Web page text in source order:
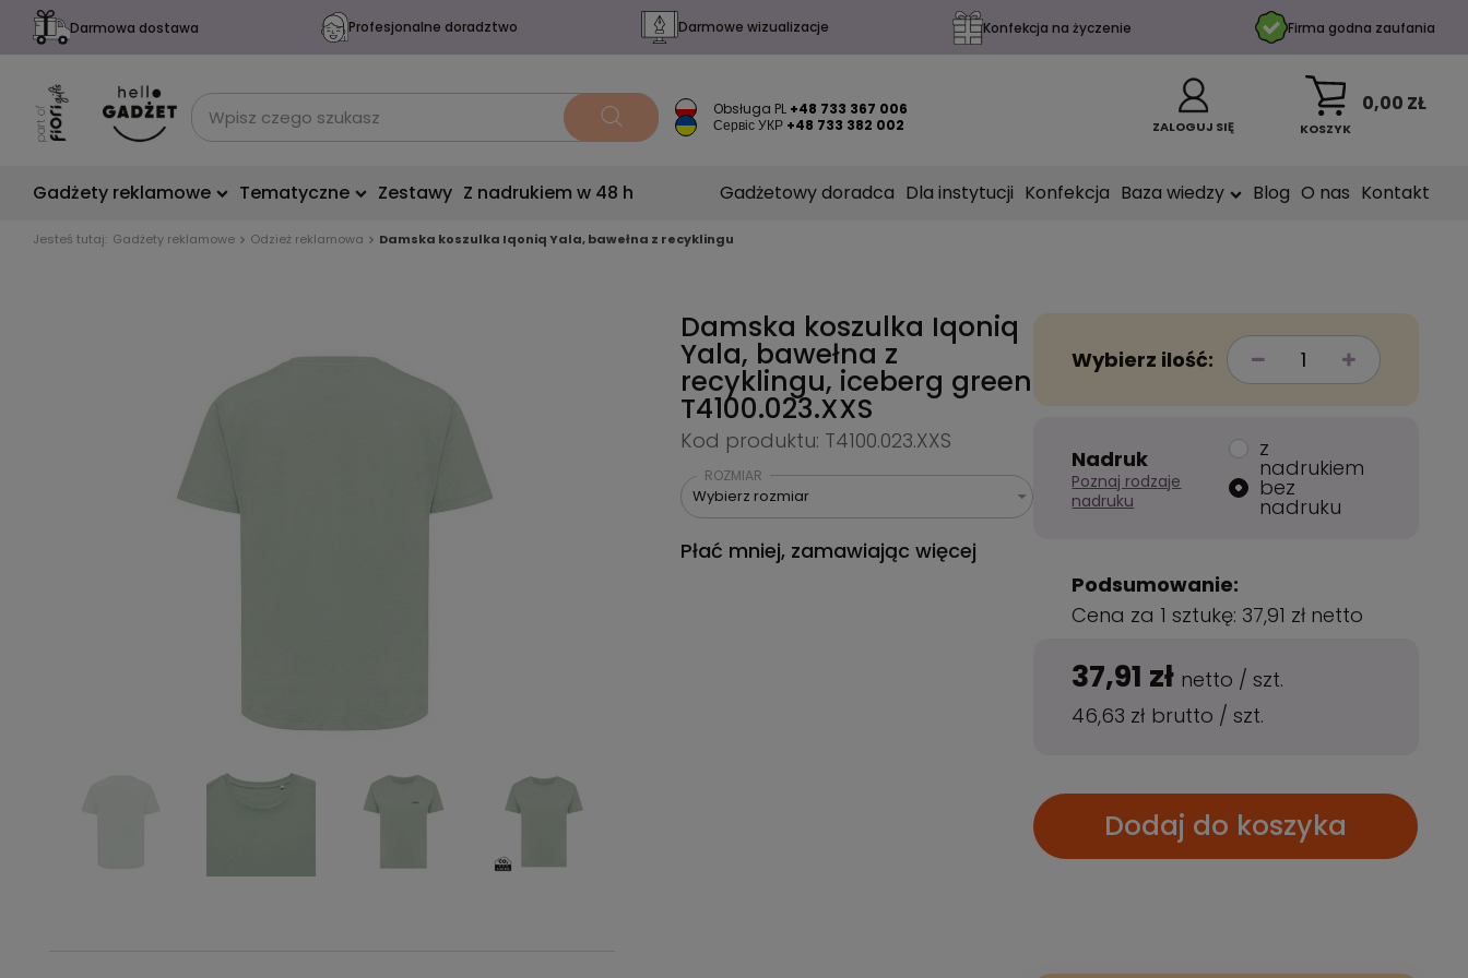
Darmowa dostawa Profesjonalne doradztwo Darmowe wizualizacje Konfekcja na życzenie Firma godna zaufania
Obsługa PL +48 733 367 006
Сервіс УКР +48 733 382 002 ZALOGUJ SIĘ KOSZYK
0,00 ZŁ
Gadżety reklamowe Tematyczne Zestawy Z nadrukiem w 48 h Gadżetowy doradca Dla instytucji Konfekcja Baza wiedzy Blog O nas Kontakt
Jesteś tutaj: Gadżety reklamowe Odzież reklamowa Damska koszulka Iqoniq Yala, bawełna z recyklingu
Damska koszulka Iqoniq
Yala, bawełna z
recyklingu, iceberg green
T4100.023.XXS
Kod produktu: T4100.023.XXS
ROZMIAR
Wybierz rozmiar
Płać mniej, zamawiając więcej
Wybierz ilość:
Nadruk
Poznaj rodzaje
nadruku
z
nadrukiem
bez
nadruku
Podsumowanie:
Cena za 1 sztukę: 37,91 zł netto
37,91 zł netto /szt.
46,63 zł brutto /szt.
Dodaj do koszyka